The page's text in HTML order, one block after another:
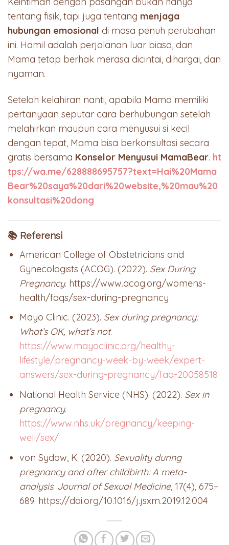
tentang fisik, tapi juga tentang menjaga
hubungan emosional di masa penuh perubahan
ini. Hamil adalah perjalanan luar biasa, dan
Mama tetap berhak merasa dicintai, dihargai, dan
nyaman.
Setelah kelahiran nanti, apabila Mama memiliki
pertanyaan seputar cara berhubungan setelah
melahirkan maupun cara menyusui si kecil
dengan tepat, Mama bisa berkonsultasi secara
gratis bersama Konselor Menyusui MamaBear. ht
tps://wa.me/628888695757?text=Hai%20Mama
Bear%20saya%20dari%20website,%20mau%20
konsultasi%20dong
📚 Referensi
American College of Obstetricians and
Gynecologists (ACOG). (2022). Sex During
Pregnancy. https://www.acog.org/womens-
health/faqs/sex-during-pregnancy
Mayo Clinic. (2023). Sex during pregnancy:
What’s OK, what’s not.
https://www.mayoclinic.org/healthy-
lifestyle/pregnancy-week-by-week/expert-
answers/sex-during-pregnancy/faq-20058518
National Health Service (NHS). (2022). Sex in
pregnancy.
https://www.nhs.uk/pregnancy/keeping-
well/sex/
von Sydow, K. (2020). Sexuality during
pregnancy and after childbirth: A meta-
analysis. Journal of Sexual Medicine, 17(4), 675–
689. https://doi.org/10.1016/j.jsxm.2019.12.004